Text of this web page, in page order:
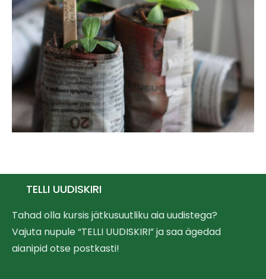
TELLI UUDISKIRI
Tahad olla kursis jätkusuutliku aia uudistega?
Vajuta nupule “TELLI UUDISKIRI” ja saa ägedad
aianipid otse postkasti!